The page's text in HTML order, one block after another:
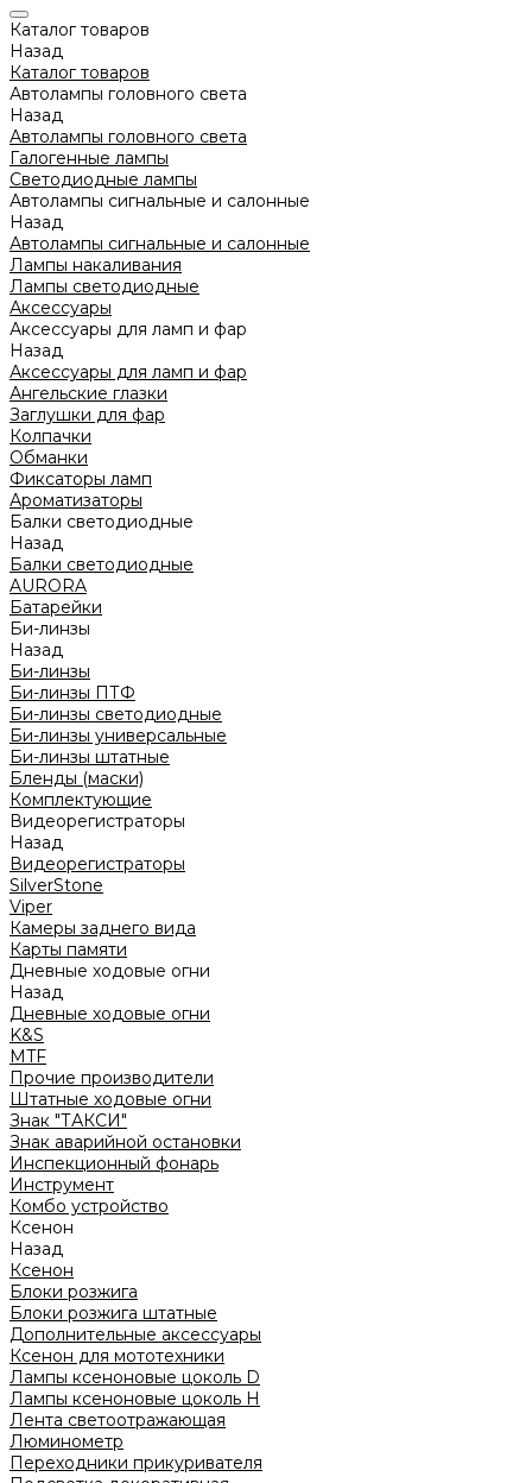
Каталог товаров
Назад
Каталог товаров
Автолампы головного света
Назад
Автолампы головного света
Галогенные лампы
Светодиодные лампы
Автолампы сигнальные и салонные
Назад
Автолампы сигнальные и салонные
Лампы накаливания
Лампы светодиодные
Аксессуары
Аксессуары для ламп и фар
Назад
Аксессуары для ламп и фар
Ангельские глазки
Заглушки для фар
Колпачки
Обманки
Фиксаторы ламп
Ароматизаторы
Балки светодиодные
Назад
Балки светодиодные
AURORA
Батарейки
Би-линзы
Назад
Би-линзы
Би-линзы ПТФ
Би-линзы светодиодные
Би-линзы универсальные
Би-линзы штатные
Бленды (маски)
Комплектующие
Видеорегистраторы
Назад
Видеорегистраторы
SilverStone
Viper
Камеры заднего вида
Карты памяти
Дневные ходовые огни
Назад
Дневные ходовые огни
K&S
MTF
Прочие производители
Штатные ходовые огни
Знак "ТАКСИ"
Знак аварийной остановки
Инспекционный фонарь
Инструмент
Комбо устройство
Ксенон
Назад
Ксенон
Блоки розжига
Блоки розжига штатные
Дополнительные аксессуары
Ксенон для мототехники
Лампы ксеноновые цоколь D
Лампы ксеноновые цоколь H
Лента светоотражающая
Люминометр
Переходники прикуривателя